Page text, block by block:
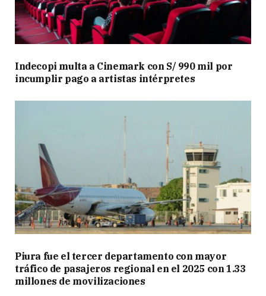
Indecopi multa a Cinemark con S/ 990 mil por
incumplir pago a artistas intérpretes
Piura fue el tercer departamento con mayor
tráfico de pasajeros regional en el 2025 con 1.33
millones de movilizaciones